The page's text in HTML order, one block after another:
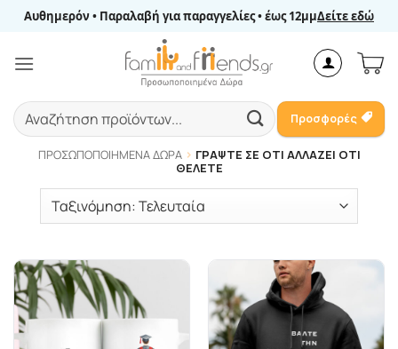
Μετάβαση
περιεχόμενο
Αυθημερόν • Παραλαβή για παραγγελίες • έως 12μμΔείτε εδώ
Αναζήτηση
για:
Προσφορές
ΠΡΟΣΩΠΟΠΟΙΗΜΈΝΑ ΔΏΡΑ
ΓΡΆΨΤΕ ΣΕ ΌΤΙ ΑΛΛΆΖΕΙ ΌΤΙ
ΘΈΛΕΤΕ